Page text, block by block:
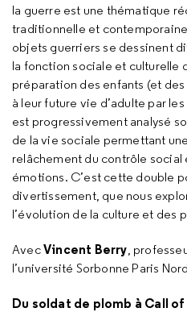
la guerre est une thématique
traditionnelle et
objets guerriers se dessinent
la fonction sociale et culturelle
préparation des enfants (et
à leur future vie d’adulte par
est progressivement analysé
de la vie sociale permettant
relâchement du contrôle social
émotions. C’est cette double
divertissement, que nous
l’évolution de la culture et des
AvecVincent Berry,
l’université Sorbonne Paris
Du soldat de plomb à Call